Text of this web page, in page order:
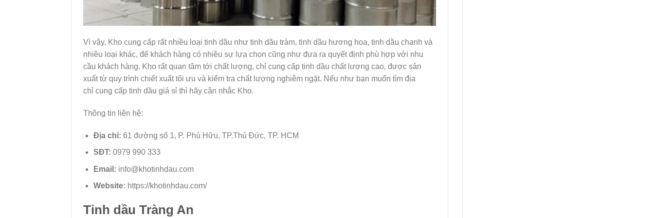
Vì vậy, Kho cung cấp rất nhiều loại tinh dầu như tinh dầu tràm, tinh dầu hương hoa, tinh dầu chanh và
nhiều loại khác, để khách hàng có nhiều sự lựa chọn cũng như đưa ra quyết định phù hợp với nhu
cầu khách hàng. Kho rất quan tâm tới chất lượng, chỉ cung cấp tinh dầu chất lượng cao, được sản
xuất từ quy trình chiết xuất tối ưu và kiểm tra chất lượng nghiêm ngặt. Nếu như bạn muốn tìm địa
chỉ cung cấp tinh dầu giá sỉ thì hãy cân nhắc Kho.
Thông tin liên hệ:
Địa chỉ: 61 đường số 1, P. Phú Hữu, TP.Thủ Đức, TP. HCM
SĐT: 0979 990 333
Email: info@khotinhdau.com
Website: https://khotinhdau.com/
Tinh dầu Tràng An